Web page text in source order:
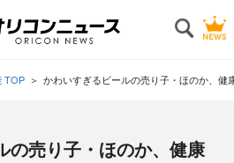
TOP かわいすぎるビールの売り子・ほのか、健
の売り子・ほのか、健康